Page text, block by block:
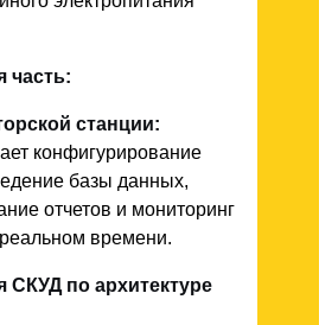
часть:
станции:
конфигурирование
базы данных,
отчетов и мониторинг
времени.
СКУД по архитектуре